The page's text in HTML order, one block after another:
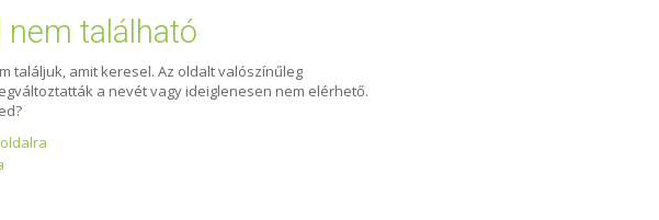
nem található
találjuk, amit keresel. Az oldalt valószínűleg
a nevét vagy ideiglenesen nem elérhető.